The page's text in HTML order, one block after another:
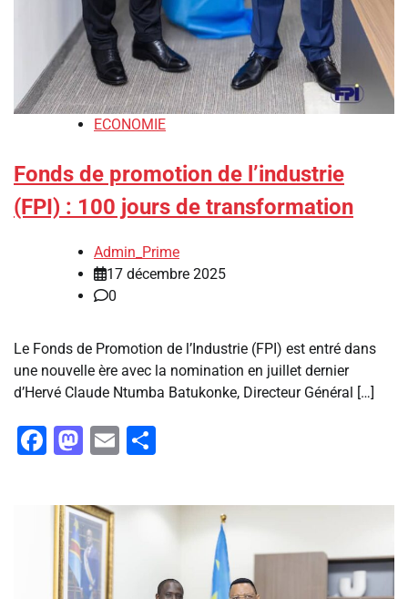
ECONOMIE
Fonds de promotion de l’industrie
(FPI) : 100 jours de transformation
Admin_Prime
17 décembre 2025
0
Le Fonds de Promotion de l’Industrie (FPI) est entré dans
une nouvelle ère avec la nomination en juillet dernier
d’Hervé Claude Ntumba Batukonke, Directeur Général […]
Facebook
Mastodon
Email